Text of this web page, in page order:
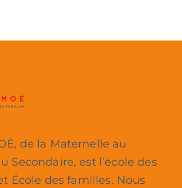
de la Maternelle au
Secondaire, est l’école des
École des familles. Nous